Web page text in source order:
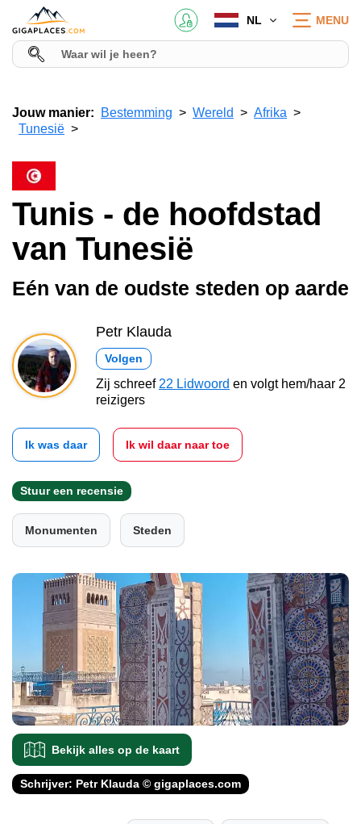
NL MENU
Jouw manier: Bestemming Wereld
Afrika
Tunesië
Tunis - de hoofdstad
van Tunesië
Eén van de oudste steden op aarde
Petr Klauda
Volgen
Zij schreef 22 Lidwoord en volgt hem/haar 2
reizigers
Ik was daar Ik wil daar naar toe
Stuur een recensie
Monumenten Steden
Bekijk alles op de kaart
Schrijver: Petr Klauda © gigaplaces.com